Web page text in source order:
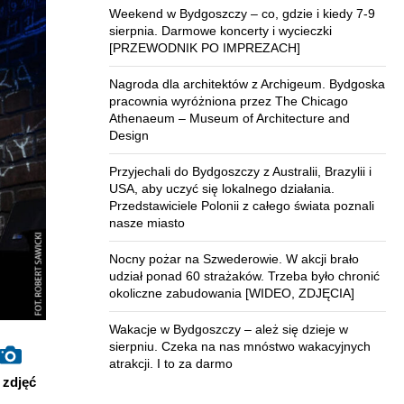
zdjęć
Weekend w Bydgoszczy – co, gdzie i kiedy 7-9
sierpnia. Darmowe koncerty i wycieczki
[PRZEWODNIK PO IMPREZACH]
Nagroda dla architektów z Archigeum. Bydgoska
pracownia wyróżniona przez The Chicago
Athenaeum – Museum of Architecture and
Design
Przyjechali do Bydgoszczy z Australii, Brazylii i
USA, aby uczyć się lokalnego działania.
Przedstawiciele Polonii z całego świata poznali
nasze miasto
Nocny pożar na Szwederowie. W akcji brało
udział ponad 60 strażaków. Trzeba było chronić
okoliczne zabudowania [WIDEO, ZDJĘCIA]
Wakacje w Bydgoszczy – ależ się dzieje w
sierpniu. Czeka na nas mnóstwo wakacyjnych
atrakcji. I to za darmo